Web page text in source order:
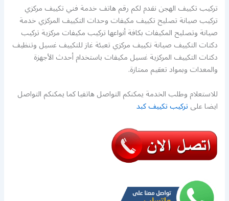
تركيب تكييف الهجن نقدم لكم رقم هاتف خدمة فني تكييف مركزي
تركيب صيانة تصليح تكييف مكيفات وحدات التكييف المركزي خدمة
صيانة وتصليح المكيفات بكافة أنواعها تركيب مكيفات مركزية تركيب
دكتات التكييف صيانة تكييف مركزي تعبئة غاز للتكييف غسيل وتنظيف
دكتات التكييف المركزية غسيل مكيفات باستخدام أحدث الأجهزة
والمعدات وبمواد تعقيم ممتازة.
للاستعلام وطلب الخدمة يمكنكم التواصل هاتفيا كما يمكنكم التواصل
ايضا علىتركيب تكييف كبد